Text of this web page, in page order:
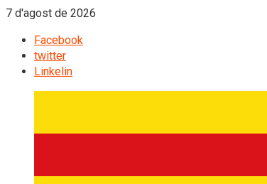
7 d'agost de 2026
Facebook
twitter
Linkelin